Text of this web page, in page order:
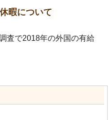
暇について
査で2018年の外国の有給